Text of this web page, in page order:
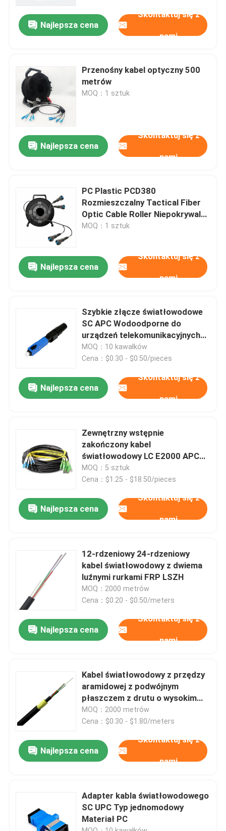
Produkty
Filmy
Pokaz VR
Wycieczka po fabryce
Poprosić o wycenę
Zespół kabla światłowodowego
Patchcord światłowodowy
Najlepsza cena
Skontaktuj się z
nami
Przenośny kabel optyczny 500
metrów
MOQ：1 sztuk
Najlepsza cena
Skontaktuj się z
nami
PC Plastic PCD380
Rozmieszczalny Tactical Fiber
Optic Cable Roller Niepokrywalny
Pusty Cable Drum Reel
MOQ：1 sztuk
Najlepsza cena
Skontaktuj się z
nami
Szybkie złącze światłowodowe
SC APC Wodoodporne do
urządzeń telekomunikacyjnych
FTTH
MOQ：10 kawałków
Cena：$0.30 - $0.50/pieces
Najlepsza cena
Skontaktuj się z
nami
Zewnętrzny wstępnie
zakończony kabel
światłowodowy LC E2000 APC
ze skarpetą do ciągnięcia
MOQ：5 sztuk
Cena：$1.25 - $18.50/pieces
Najlepsza cena
Skontaktuj się z
nami
12-rdzeniowy 24-rdzeniowy
kabel światłowodowy z dwiema
luźnymi rurkami FRP LSZH
MOQ：2000 metrów
Cena：$0.20 - $0.50/meters
Najlepsza cena
Skontaktuj się z
nami
Kabel światłowodowy z przędzy
aramidowej z podwójnym
płaszczem z drutu o wysokim
napięciu Aerial Adss 24 rdzeń
MOQ：2000 metrów
Cena：$0.30 - $1.80/meters
Najlepsza cena
Skontaktuj się z
nami
Adapter kabla światłowodowego
SC UPC Typ jednomodowy
Materiał PC